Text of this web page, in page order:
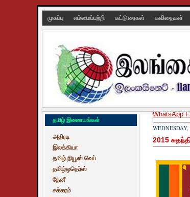
முகப்பு எம்மைப்பற்றி கட்டுரைகள் கவிதைகள்
தமிழ் இணையங்கள்
அதிரடி
இலக்கியா
தமிழ் நியூஸ் வெப்
தமிழ்ஒதெர்ஸ்
தேனீ
சக்கரம்
WEDNESDAY,
2015
WhatsApp